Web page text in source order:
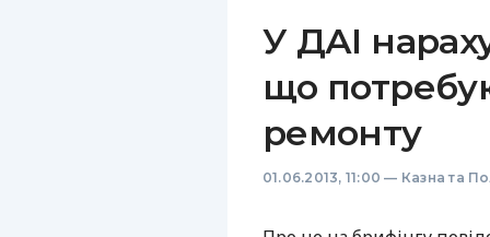
У ДАІ
що
ремонту
01.06.2013, 11:00 — Казна та